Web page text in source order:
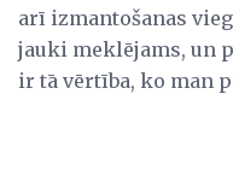
arī izmantošanas
jauki meklējams, un
ir tā vērtība, ko man